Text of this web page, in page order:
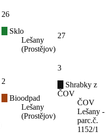
26
Sklo
Lešany
(Prostějov)
27
2
Bioodpad
Lešany
(Prostějov)
3
Shrabky z
ČOV
ČOV
Lešany -
parc.č.
1152/1